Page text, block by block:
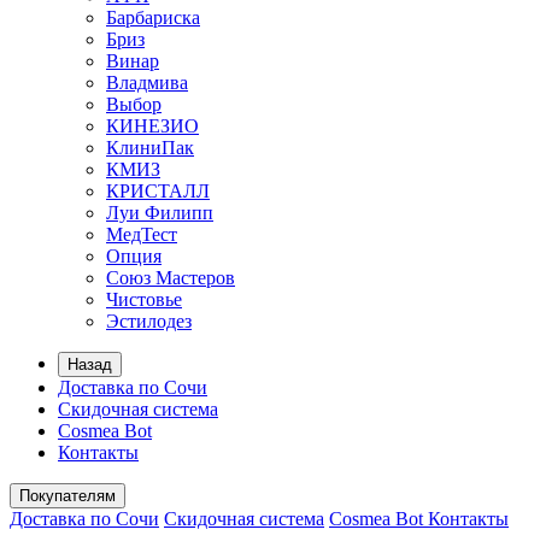
Барбариска
Бриз
Винар
Владмива
Выбор
КИНЕЗИО
КлиниПак
КМИЗ
КРИСТАЛЛ
Луи Филипп
МедТест
Опция
Союз Мастеров
Чистовье
Эстилодез
Назад
Доставка по Сочи
Скидочная система
Cosmea Bot
Контакты
Покупателям
Доставка по Сочи Скидочная система Cosmea Bot Контакты